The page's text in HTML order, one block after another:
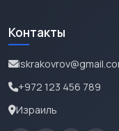
Контакты
+972 123 456 789
Израиль